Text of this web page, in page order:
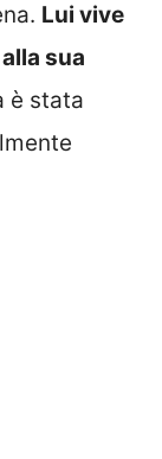
Lui vive
sua
è stata